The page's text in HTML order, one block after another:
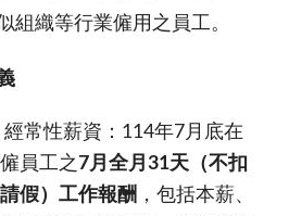
組織等行業僱用之員工。
經常性薪資：114年7月底在
員工之 7月全月 31天（不扣
假）工作報酬 ，包括本薪、